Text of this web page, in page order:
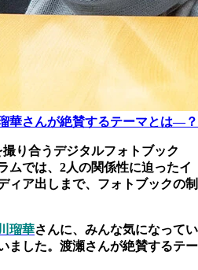
華さんが絶賛するテーマとは―？
り合うデジタルフォトブック
ムでは、2人の関係性に迫ったイ
ィア出しまで、フォトブックの制
瑠華さんに、みんな気になってい
ました。渡瀬さんが絶賛するテー